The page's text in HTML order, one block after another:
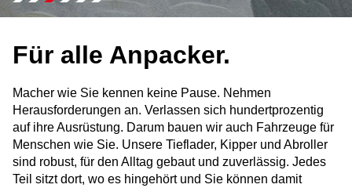
Für alle Anpacker.
Macher wie Sie kennen keine Pause. Nehmen
Herausforderungen an. Verlassen sich hundertprozentig
auf ihre Ausrüstung. Darum bauen wir auch Fahrzeuge für
Menschen wie Sie. Unsere Tieflader, Kipper und Abroller
sind robust, für den Alltag gebaut und zuverlässig. Jedes
Teil sitzt dort, wo es hingehört und Sie können damit